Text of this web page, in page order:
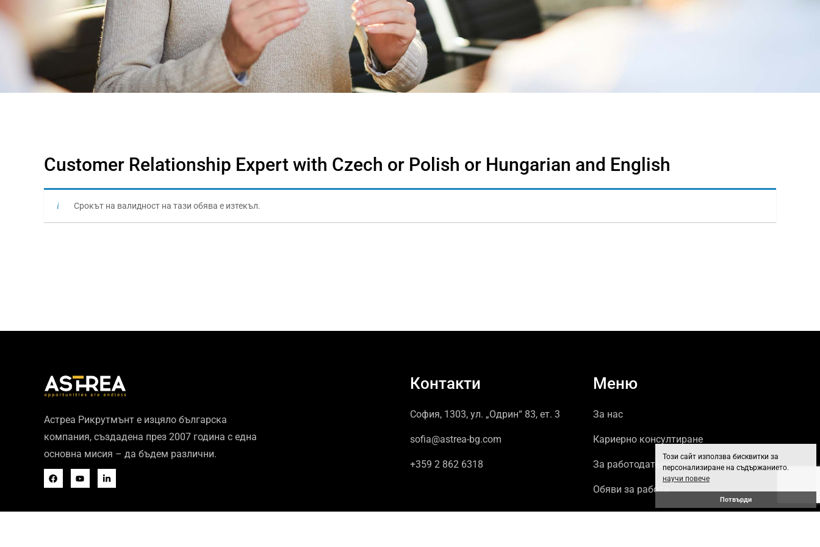
Този сайт използва бисквитки за
персонализиране на съдържанието.
научи повече
Потвърди
Customer Relationship Expert with Czech or Polish or Hungarian and English
Срокът на валидност на тази обява е изтекъл.
Астреа Рикрутмънт е изцяло българска
компания, създадена през 2007 година с една
основна мисия – да бъдем различни.
Контакти
София, 1303, ул. „Одрин“ 83, ет. 3
sofia@astrea-bg.com
+359 2 862 6318
Меню
За нас
Кариерно консултиране
За работодатели
Обяви за работа